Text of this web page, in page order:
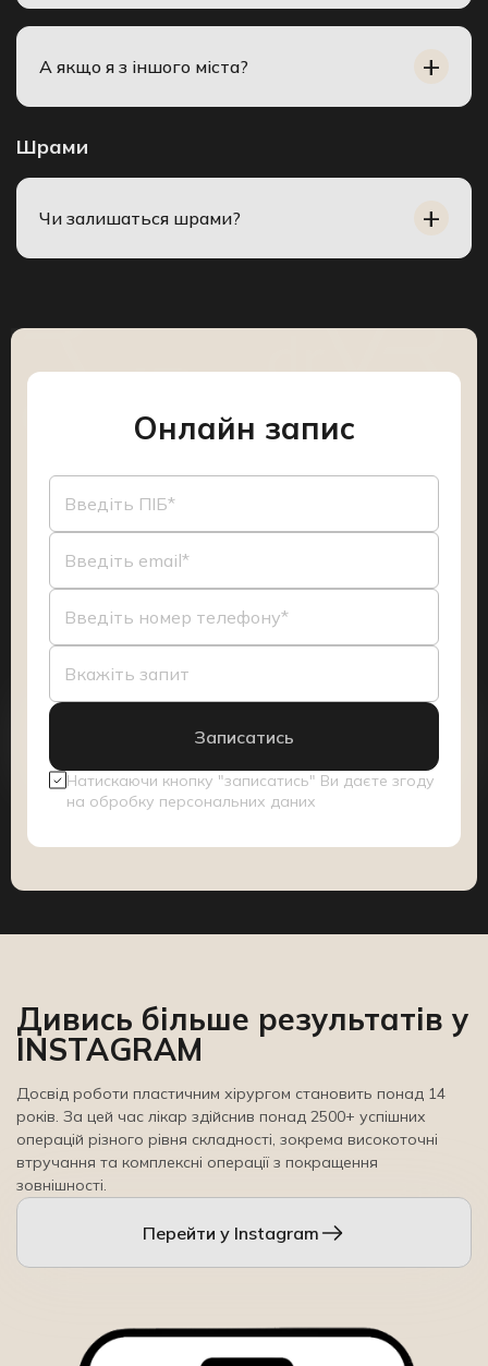
А якщо я з іншого міста?
Шрами
Чи залишаться шрами?
Онлайн запис
Натискаючи кнопку "записатись" Ви даєте згоду
на обробку персональних даних
Дивись більше результатів y
INSTAGRAM
Досвід роботи пластичним хірургом становить понад 14
років. За цей час лікар здійснив понад 2500+ успішних
операцій різного рівня складності, зокрема високоточні
втручання та комплексні операції з покращення
зовнішності.
Перейти у Іnstagram